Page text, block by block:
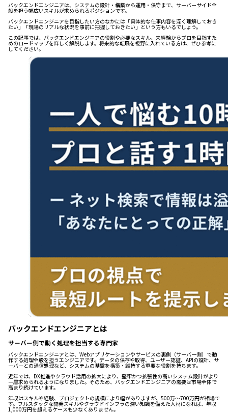
バックエンドエンジニアは、システムの設計・構築から運用・保守まで、サーバーサイド全
般を担う幅広いスキルが求められるポジションです。
バックエンドエンジニアを目指したい方のなかには「具体的な仕事内容を深く理解しておき
たい」「現場のリアルな状況を事前に把握しておきたい」という方もいるでしょう。
この記事では、バックエンドエンジニアの役割や必要なスキル、未経験からプロを目指すた
めのロードマップを詳しく解説します。将来的な転職を視野に入れている方は、ぜひ参考に
してください。
バックエンドエンジニアとは
サーバー側で動く処理を担当する専門家
バックエンドエンジニアとは、Webアプリケーションやサービスの裏側（サーバー側）で動
作する処理全般を担うエンジニアです。データの保存や取得、ユーザー認証、APIの設計、サ
ーバーとの通信処理など、システムの基盤を構築・維持する重要な役割を持ちます。
近年では、DX推進やクラウド活用の拡大により、堅牢かつ拡張性の高いシステム設計がより
一層求められるようになりました。そのため、バックエンドエンジニアの需要は市場全体で
高まり続けています。
年収はスキルや経験、プロジェクトの規模により幅がありますが、500万〜700万円が相場で
す。フルスタックな開発スキルやクラウドインフラの深い知識を備えた人材になれば、年収
1,000万円を超えるケースも少なくありません。